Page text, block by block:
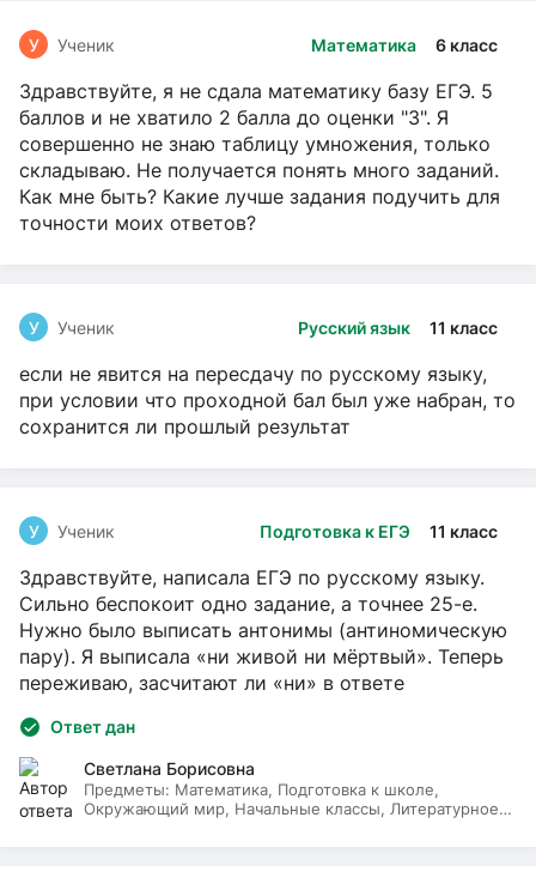
Математика 6 класс
У Ученик
Здравствуйте, я не сдала математику базу ЕГЭ. 5
баллов и не хватило 2 балла до оценки "3". Я
совершенно не знаю таблицу умножения, только
складываю. Не получается понять много заданий.
Как мне быть? Какие лучше задания подучить для
точности моих ответов?
Русский язык 11 класс
У Ученик
если не явится на пересдачу по русскому языку,
при условии что проходной бал был уже набран, то
сохранится ли прошлый результат
Подготовка к ЕГЭ 11 класс
У Ученик
Здравствуйте, написала ЕГЭ по русскому языку.
Сильно беспокоит одно задание, а точнее 25-е.
Нужно было выписать антонимы (антиномическую
пару). Я выписала «ни живой ни мёртвый». Теперь
переживаю, засчитают ли «ни» в ответе
Ответ дан
Светлана Борисовна
Предметы: Математика, Подготовка к школе,
Окружающий мир, Начальные классы, Литературное